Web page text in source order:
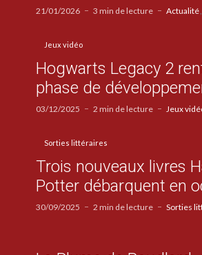
21/01/2026 3 min de lecture Actualité
Jeux vidéo
Hogwarts Legacy 2
phase de
03/12/2025 2 min de lecture Jeux
Sorties littéraires
Trois nouveaux livres
Potter débarquent en
30/09/2025 2 min de lecture Sorties